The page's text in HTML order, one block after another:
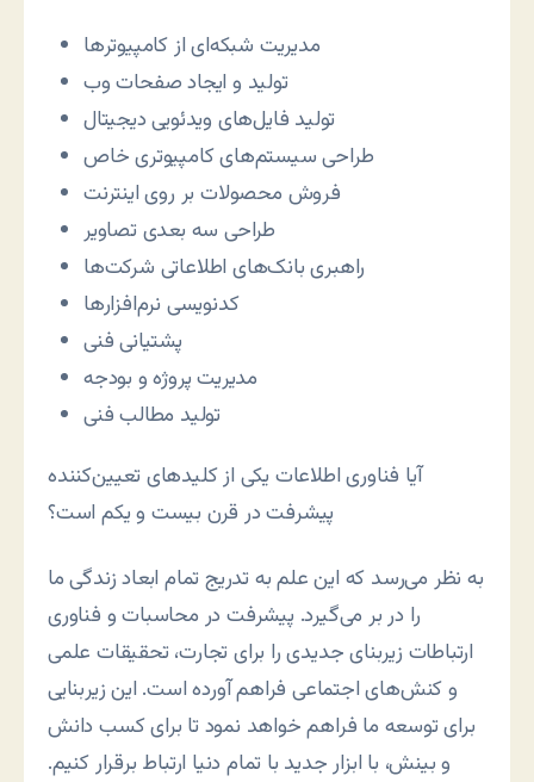
مديريت شبکه‌ای از کامپيوترها
توليد و ايجاد صفحات وب
توليد فايل‌های ويدئويی ديجيتال
طراحی سيستم‌های کامپيوتری خاص
فروش محصولات بر روی اينترنت
طراحی سه بعدی تصاوير
راهبری بانک‌های اطلاعاتی شرکت‌ها
کدنويسی نرم‌افزارها
پشتيانی فنی
مديريت پروژه و بودجه
توليد مطالب فنی
آيا فناوری اطلاعات يکی از کليدهای تعيين‌کننده
پيشرفت در قرن بيست و يکم است؟
به نظر می‌رسد که اين علم به تدريج تمام ابعاد زندگی ما
را در بر می‌گيرد. پيشرفت در محاسبات و فناوری
ارتباطات زيربنای جديدی را برای تجارت، تحقيقات علمی
و کنش‌های اجتماعی فراهم آورده است. این زیربنایی
برای توسعه ما فراهم خواهد نمود تا برای کسب دانش
و بینش، با ابزار جدید با تمام دنیا ارتباط برقرار کنیم.